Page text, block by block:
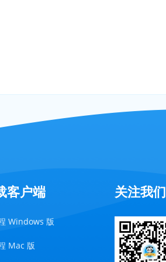
客户端
Windows 版
Mac 版
关注我们